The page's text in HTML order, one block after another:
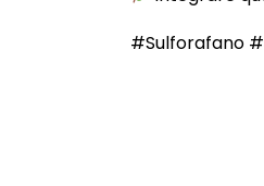
#Sulforafano